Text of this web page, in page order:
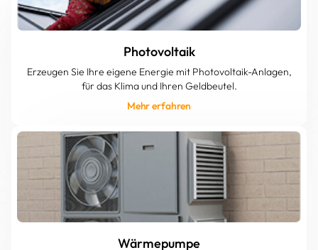
Photovoltaik
Erzeugen Sie Ihre eigene Energie mit Photovoltaik-Anlagen,
für das Klima und Ihren Geldbeutel.
Mehr erfahren
Wärmepumpe